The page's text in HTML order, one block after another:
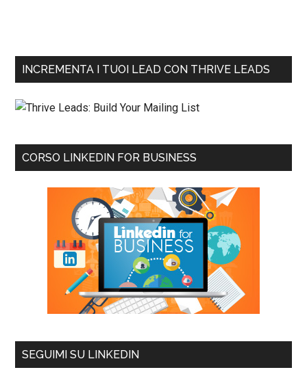
INCREMENTA I TUOI LEAD CON THRIVE LEADS
CORSO LINKEDIN FOR BUSINESS
SEGUIMI SU LINKEDIN